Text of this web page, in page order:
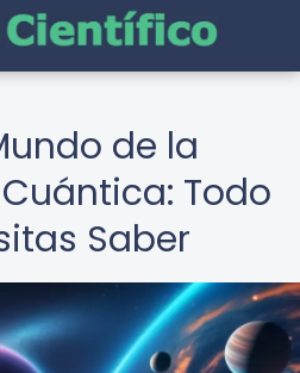
de la
Todo
Saber